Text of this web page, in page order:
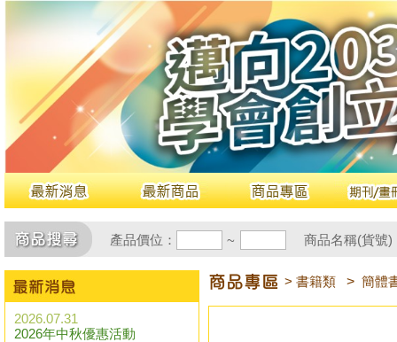
產品價位： ~ 商品名稱(貨號
2026.07.31
2026年中秋優惠活動
> 書籍類 > 簡體